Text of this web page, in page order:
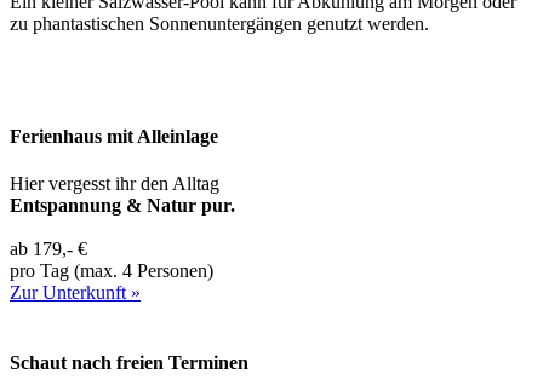
zu phantastischen Sonnenuntergängen genutzt werden.
Ferienhaus mit Alleinlage
Hier vergesst ihr den Alltag
Entspannung & Natur pur.
ab 179,- €
pro Tag (max. 4 Personen)
Zur Unterkunft »
Schaut nach freien Terminen